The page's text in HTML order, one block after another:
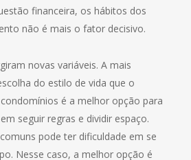
financeira, os hábitos dos
não é mais o fator decisivo.
novas variáveis. A mais
do estilo de vida que o
é a melhor opção para
seguir regras e dividir espaço.
pode ter dificuldade em se
Nesse caso, a melhor opção é